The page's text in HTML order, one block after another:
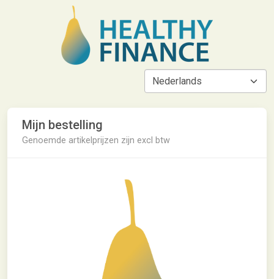
Mijn bestelling
Genoemde artikelprijzen zijn excl btw